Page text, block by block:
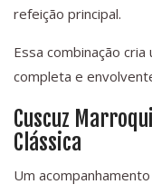
refeição principal.
Essa combinação
completa e
Cuscuz
Clássica
Um